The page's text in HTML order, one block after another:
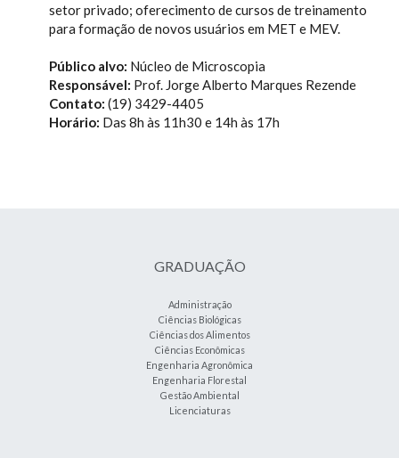
setor privado; oferecimento de cursos de treinamento
para formação de novos usuários em MET e MEV.
Público alvo: Núcleo de Microscopia
Responsável: Prof. Jorge Alberto Marques Rezende
Contato: (19) 3429-4405
Horário: Das 8h às 11h30 e 14h às 17h
GRADUAÇÃO
Administração
Ciências Biológicas
Ciências dos Alimentos
Ciências Econômicas
Engenharia Agronômica
Engenharia Florestal
Gestão Ambiental
Licenciaturas